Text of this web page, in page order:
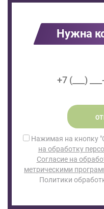
Нужна
Нажимая на кнопку
на обработку
Согласие на
метрическими
Политики